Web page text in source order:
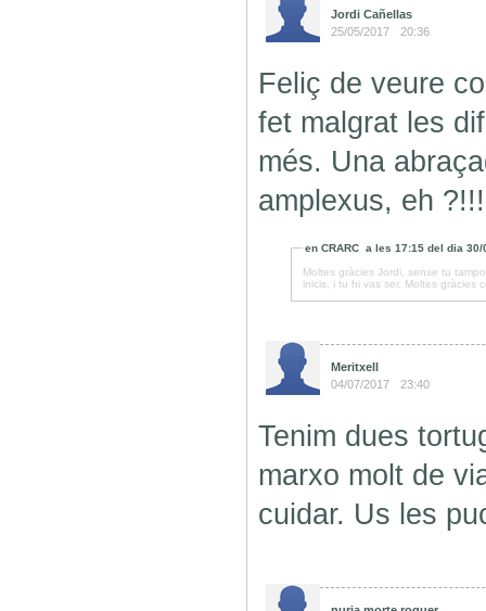
Jordi Cañellas
25/05/2017
20:36
Feliç de veure
fet malgrat les
més. Una
amplexus, eh ?!!!
enCRARC a les17:15 del dia30/
Moltes gràcies Jordi, sense tu
inicis, i tu hi vas ser. Moltes gràcies
Meritxell
04/07/2017
23:40
Tenim dues
marxo molt de
cuidar. Us les